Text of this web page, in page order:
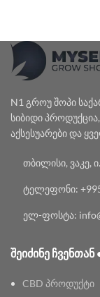
N1 გროუ შოპი
სიბიდი
აქსესუარები და
თბილისი, ვაკე,
ტელეფონი:
ელ-ფოსტა:
ᲨᲔᲘᲫᲘᲜᲔ ᲩᲕᲔᲜᲗᲐᲜ
CBD პროდუქტი